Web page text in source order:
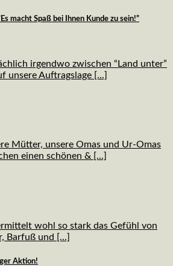
macht Spaß bei Ihnen Kunde zu sein!”
irgendwo zwischen “Land unter”
unsere Auftragslage [...]
Mütter, unsere Omas und Ur-Omas
einen schönen & [...]
wohl so stark das Gefühl von
Barfuß und [...]
Aktion!